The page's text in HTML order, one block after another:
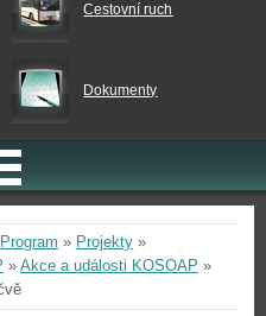
Cestovní ruch
Dokumenty
Program » Projekty »
» Akce a události KOSOAP »